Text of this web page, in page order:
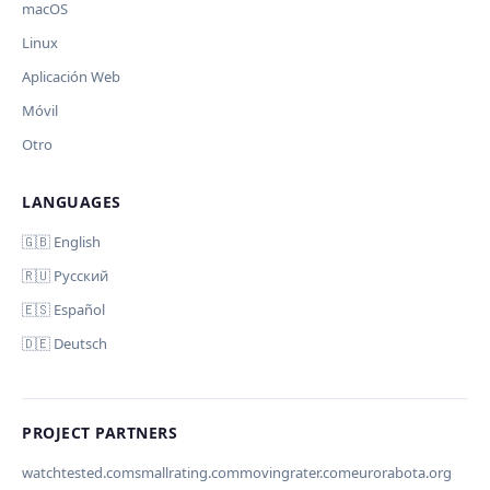
Остальные оставит пустыми.
Your email (for notification)
macOS
Linux
Aplicación Web
Móvil
Otro
LANGUAGES
🇬🇧 English
🇷🇺 Русский
🇪🇸 Español
🇩🇪 Deutsch
PROJECT PARTNERS
watchtested.comsmallrating.commovingrater.comeurorabota.org